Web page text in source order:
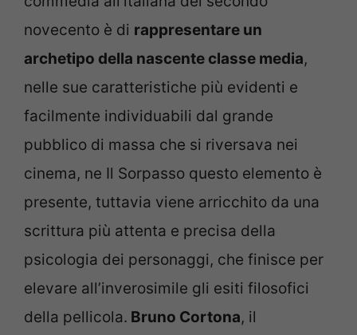
novecento è di rappresentare un
archetipo della nascente classe media,
nelle sue caratteristiche più evidenti e
facilmente individuabili dal grande
pubblico di massa che si riversava nei
cinema, ne Il Sorpasso questo elemento è
presente, tuttavia viene arricchito da una
scrittura più attenta e precisa della
psicologia dei personaggi, che finisce per
elevare all’inverosimile gli esiti filosofici
della pellicola. Bruno Cortona, il